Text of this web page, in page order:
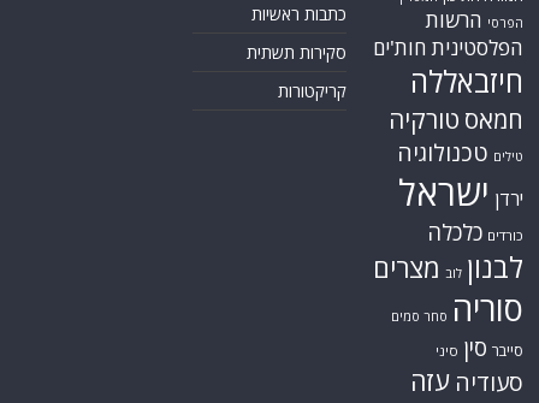
הפרסי הרשות
הפלסטינית חות'ים
חיזבאללה
חמאס טורקיה
טילים טכנולוגיה
ירדן ישראל
כורדים כלכלה
לבנון לוב מצרים
סוריה סחר סמים
סייבר סין סיני
סעודיה עזה
כתבות ראשיות
סקירות תשתית
קריקטורות